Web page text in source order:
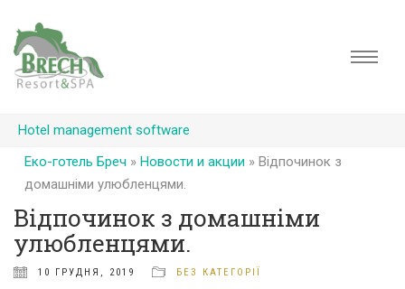
Hotel management software
Еко-готель Бреч » Новости и акции » Відпочинок з
домашніми улюбленцями.
Відпочинок з домашніми
улюбленцями.
10 ГРУДНЯ, 2019 БЕЗ КАТЕГОРІЇ